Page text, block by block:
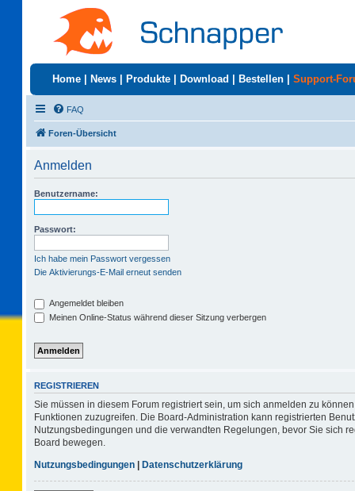
Home News Produkte Download Bestellen Support-
FAQ
Foren-Übersicht
Anmelden
Benutzername:
Passwort:
Ich habe mein Passwort vergessen
Die Aktivierungs-E-Mail erneut senden
Angemeldet bleiben
Meinen Online-Status während dieser Sitzung verbergen
REGISTRIEREN
Sie müssen in diesem Forum registriert sein, um sich anmelden zu
Funktionen zuzugreifen. Die Board-Administration kann registrierten
Nutzungsbedingungen und die verwandten Regelungen, bevor Sie sich
Board bewegen.
Nutzungsbedingungen | Datenschutzerklärung